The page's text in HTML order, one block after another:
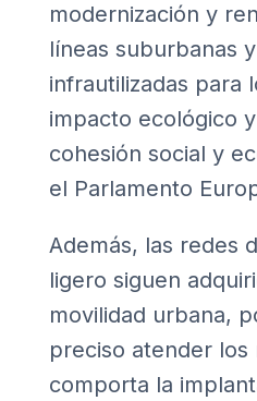
modernización y
líneas suburbanas
infrautilizadas para
impacto ecológico
cohesión social y
el Parlamento
Además, las redes
ligero siguen
movilidad urbana,
preciso atender los
comporta la